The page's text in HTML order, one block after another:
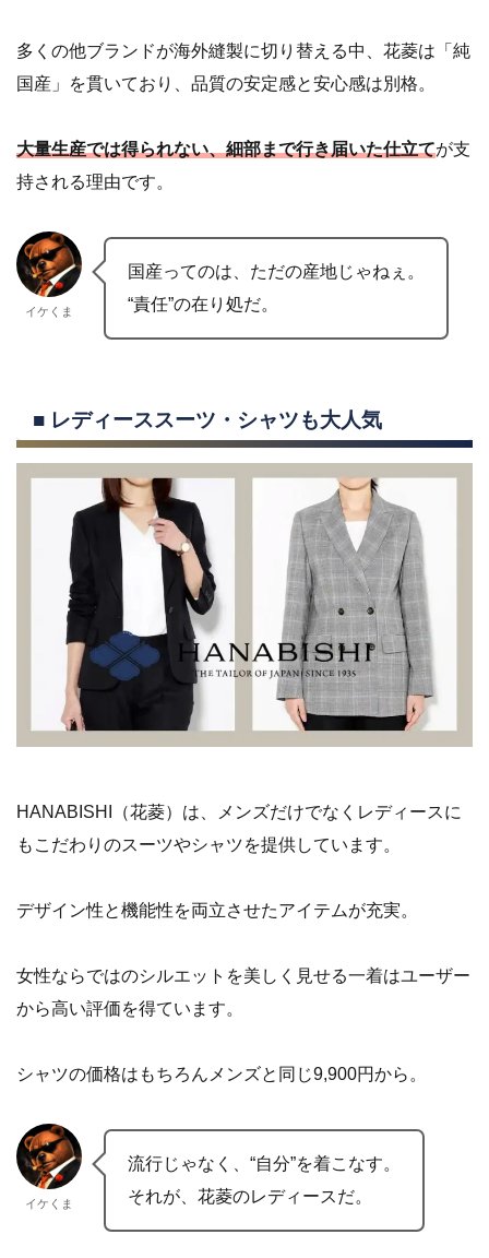
多くの他ブランドが海外縫製に切り替える中、花菱は「純
国産」を貫いており、品質の安定感と安心感は別格。
大量生産では得られない、細部まで行き届いた仕立てが支
持される理由です。
イケくま
国産ってのは、ただの産地じゃねぇ。
“責任”の在り処だ。
■ レディーススーツ・シャツも大人気
HANABISHI（花菱）は、メンズだけでなくレディースに
もこだわりのスーツやシャツを提供しています。
デザイン性と機能性を両立させたアイテムが充実。
女性ならではのシルエットを美しく見せる一着はユーザー
から高い評価を得ています。
シャツの価格はもちろんメンズと同じ9,900円から。
イケくま
流行じゃなく、“自分”を着こなす。
それが、花菱のレディースだ。